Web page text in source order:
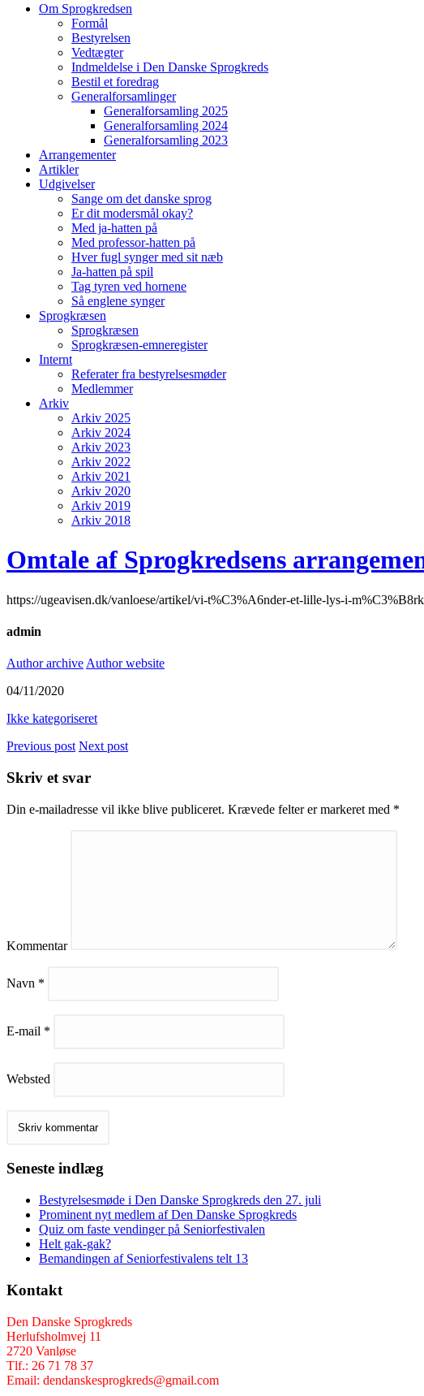
Om Sprogkredsen
Formål
Bestyrelsen
Vedtægter
Indmeldelse i Den Danske Sprogkreds
Bestil et foredrag
Generalforsamlinger
Generalforsamling 2025
Generalforsamling 2024
Generalforsamling 2023
Arrangementer
Artikler
Udgivelser
Sange om det danske sprog
Er dit modersmål okay?
Med ja-hatten på
Med professor-hatten på
Hver fugl synger med sit næb
Ja-hatten på spil
Tag tyren ved hornene
Så englene synger
Sprogkræsen
Sprogkræsen
Sprogkræsen-emneregister
Internt
Referater fra bestyrelsesmøder
Medlemmer
Arkiv
Arkiv 2025
Arkiv 2024
Arkiv 2023
Arkiv 2022
Arkiv 2021
Arkiv 2020
Arkiv 2019
Arkiv 2018
Omtale af Sprogkredsens
https://ugeavisen.dk/vanloese/artikel/vi-t%C3%A6nder-et-lille-lys-i-
admin
Author archive Author website
04/11/2020
Ikke kategoriseret
Previous post Next post
Skriv et svar
Din e-mailadresse vil ikke blive publiceret. Krævede felter er markeret med *
Kommentar
Navn *
E-mail *
Websted
Seneste indlæg
Bestyrelsesmøde i Den Danske Sprogkreds den 27. juli
Prominent nyt medlem af Den Danske Sprogkreds
Quiz om faste vendinger på Seniorfestivalen
Helt gak-gak?
Bemandingen af Seniorfestivalens telt 13
Kontakt
Den Danske Sprogkreds
Herlufsholmvej 11
2720 Vanløse
Tlf.: 26 71 78 37
Email: dendanskesprogkreds@gmail.com